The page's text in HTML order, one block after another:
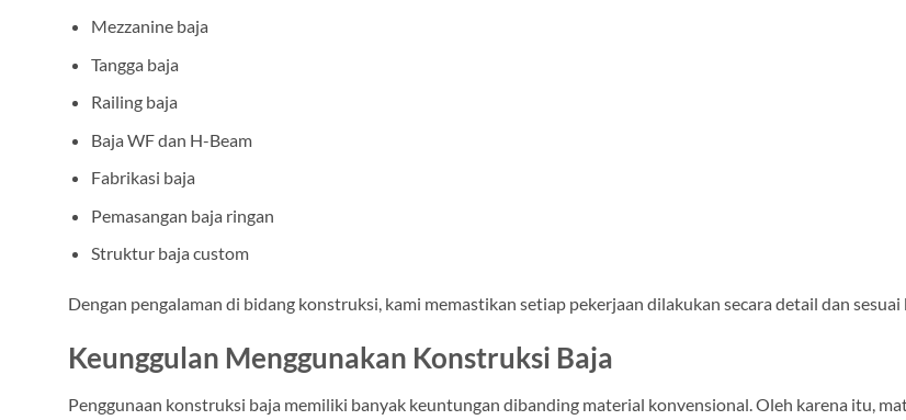
Mezzanine baja
Tangga baja
Railing baja
Baja WF dan H-Beam
Fabrikasi baja
Pemasangan baja ringan
Struktur baja custom
Dengan pengalaman di bidang konstruksi, kami memastikan setiap pekerjaan dilakukan secara detail dan
Keunggulan Menggunakan Konstruksi Baja
Penggunaan konstruksi baja memiliki banyak keuntungan dibanding material konvensional. Oleh karena itu,